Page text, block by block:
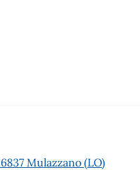
Mulazzano (LO)